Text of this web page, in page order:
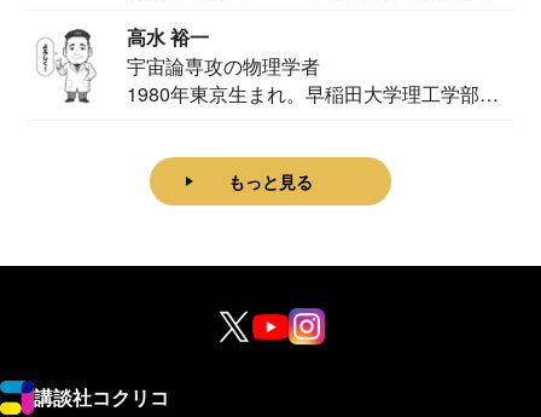
高水 裕一
宇宙論専攻の物理学者
1980年東京生まれ。早稲田大学理工学部物
もっと見る
講談社コクリコ